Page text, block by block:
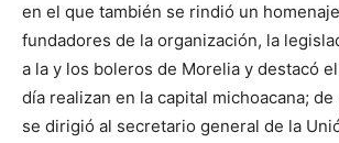
en el que también se rindió un
fundadores de la organización, la
a la y los boleros de Morelia y destacó
día realizan en la capital michoacana;
se dirigió al secretario general de la